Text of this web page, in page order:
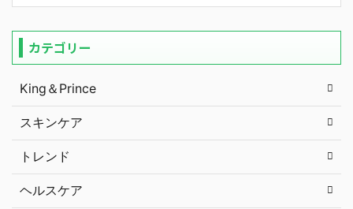
カテゴリー
King＆Prince
スキンケア
トレンド
ヘルスケア